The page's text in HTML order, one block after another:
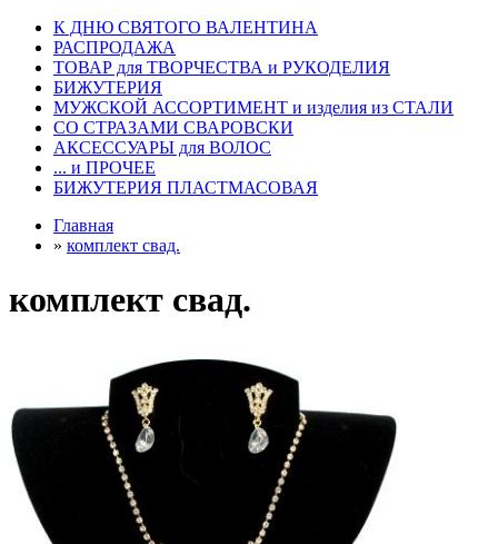
К ДНЮ СВЯТОГО ВАЛЕНТИНА
РАСПРОДАЖА
ТОВАР для ТВОРЧЕСТВА и РУКОДЕЛИЯ
БИЖУТЕРИЯ
МУЖСКОЙ АССОРТИМЕНТ и изделия из СТАЛИ
СО СТРАЗАМИ СВАРОВСКИ
АКСЕССУАРЫ для ВОЛОС
... и ПРОЧЕЕ
БИЖУТЕРИЯ ПЛАСТМАСОВАЯ
Главная
» комплект свад.
комплект свад.